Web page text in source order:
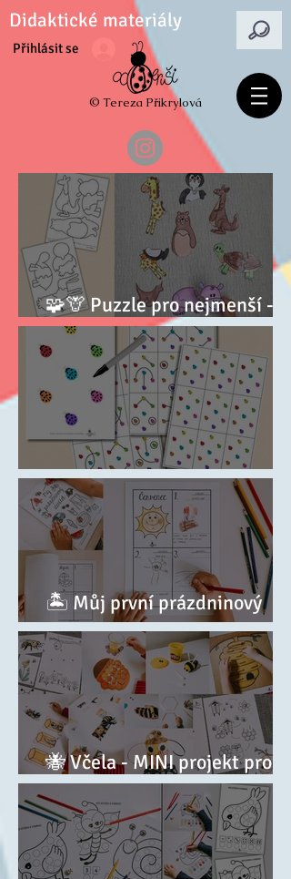
Didaktické materiály
Přihlásit se
© Tereza Přikrylová
🧩🦒 Puzzle pro nejmenší -
zvířátka
🐞 Spojování berušek
🏝️ Můj první prázdninový
deníček
🐝 Včela - MINI projekt pro
nejmenší